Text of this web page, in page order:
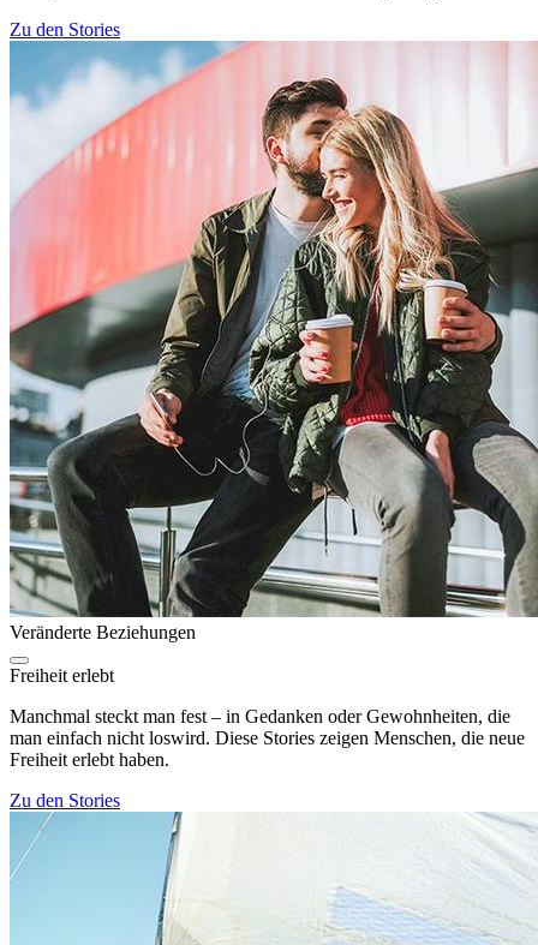
Zu den Stories
Veränderte Beziehungen
Freiheit erlebt
Manchmal steckt man fest – in Gedanken oder Gewohnheiten, die
man einfach nicht loswird. Diese Stories zeigen Menschen, die neue
Freiheit erlebt haben.
Zu den Stories